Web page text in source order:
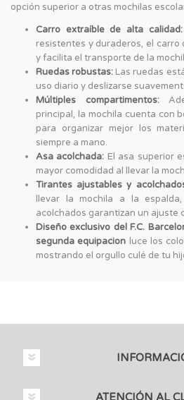
opción superior a otras mochilas
Carro extraíble de alta calidad:
resistentes y duraderos, el
y facilita el transporte de la
Ruedas robustas: Las ruedas
uso diario y deslizarse
Múltiples compartimentos:
principal, la mochila cuenta con
para organizar mejor los
siempre a mano.
Asa acolchada: El asa superior
mayor comodidad al llevar la
Tirantes ajustables y
llevar la mochila a la
acolchados garantizan un ajuste
Diseño exclusivo del F.C.
segunda equipacion luce los
mostrando el orgullo culé de tu
ATENCIÓN AL